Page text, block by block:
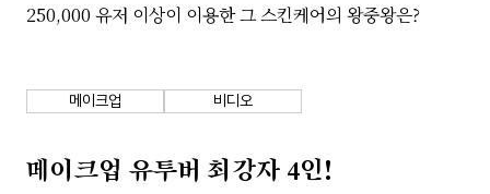
250,000 유저 이상이 이용한 그 스킨케어의 왕중왕은?
메이크업 비디오
메이크업 유투버 최강자 4인!